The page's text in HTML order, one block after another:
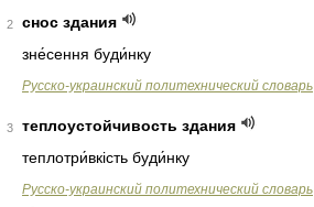
2
снос здания
зне́сення буди́нку
Русско-украинский политехнический словарь
3
теплоустойчивость здания
теплотри́вкість буди́нку
Русско-украинский политехнический словарь